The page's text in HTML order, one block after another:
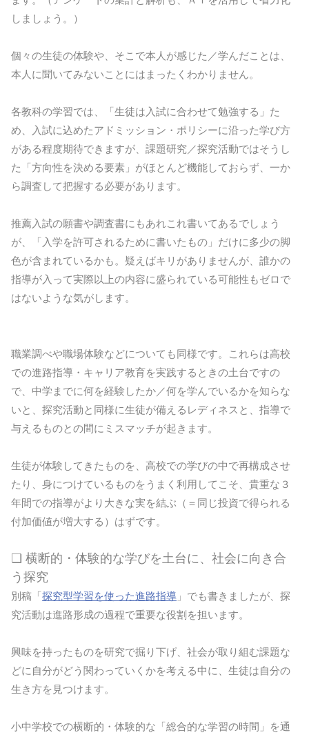
しましょう。）
個々の生徒の体験や、そこで本人が感じた／学んだことは、
本人に聞いてみないことにはまったくわかりません。
各教科の学習では、「生徒は入試に合わせて勉強する」た
め、入試に込めたアドミッション・ポリシーに沿った学び方
がある程度期待できますが、課題研究／探究活動ではそうし
た「方向性を決める要素」がほとんど機能しておらず、一か
ら調査して把握する必要があります。
推薦入試の願書や調査書にもあれこれ書いてあるでしょう
が、「入学を許可されるために書いたもの」だけに多少の脚
色が含まれているかも。疑えばキリがありませんが、誰かの
指導が入って実際以上の内容に盛られている可能性もゼロで
はないような気がします。
職業調べや職場体験などについても同様です。これらは高校
での進路指導・キャリア教育を実践するときの土台ですの
で、中学までに何を経験したか／何を学んでいるかを知らな
いと、探究活動と同様に生徒が備えるレディネスと、指導で
与えるものとの間にミスマッチが起きます。
生徒が体験してきたものを、高校での学びの中で再構成させ
たり、身につけているものをうまく利用してこそ、貴重な３
年間での指導がより大きな実を結ぶ（＝同じ投資で得られる
付加価値が増大する）はずです。
❏ 横断的・体験的な学びを土台に、社会に向き合
う探究
別稿「探究型学習を使った進路指導 」でも書きましたが、探
究活動は進路形成の過程で重要な役割を担います。
興味を持ったものを研究で掘り下げ、社会が取り組む課題な
どに自分がどう関わっていくかを考える中に、生徒は自分の
生き方を見つけます。
小中学校での横断的・体験的な「総合的な学習の時間」を通